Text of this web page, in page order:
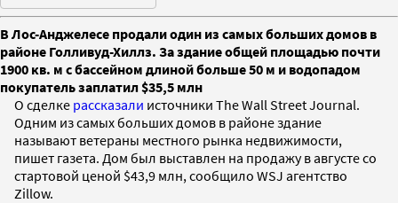
В Лос-Анджелесе продали один из самых больших домов в
районе Голливуд-Хиллз. За здание общей площадью почти
1900 кв. м с бассейном длиной больше 50 м и водопадом
покупатель заплатил $35,5 млн
О сделке рассказали источники The Wall Street Journal.
Одним из самых больших домов в районе здание
называют ветераны местного рынка недвижимости,
пишет газета. Дом был выставлен на продажу в августе со
стартовой ценой $43,9 млн, сообщило WSJ агентство
Zillow.